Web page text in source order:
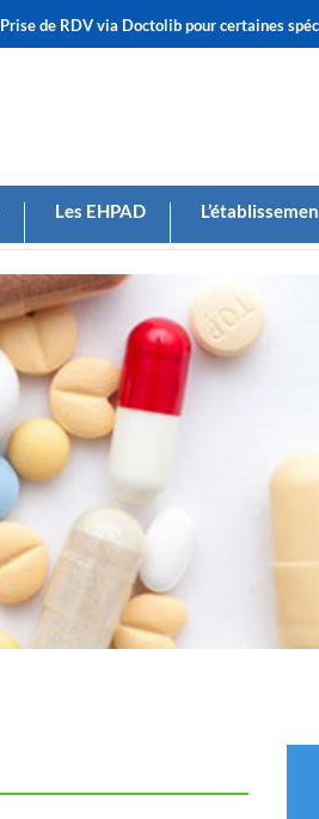
Prise de RDV via Doctolib pour certaines
Les EHPAD